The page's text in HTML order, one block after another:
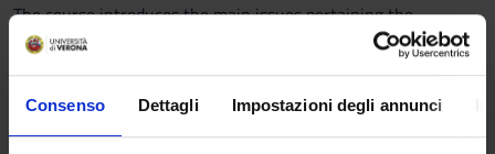
Consenso Dettagli Impostazioni degli annunci
The course introduces the main issues pertaining the
management of Banking institutions, aiming at providing
students with the methodologies necessary to understand
both technical and management features. The former relates
to the activities performed by banks and to credit
instruments; the latter regards the management policies